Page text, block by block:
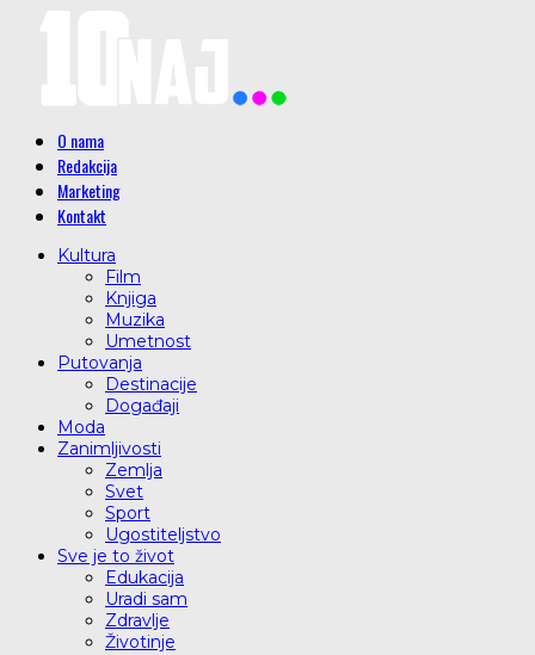
O nama
Redakcija
Marketing
Kontakt
Kultura
Film
Knjiga
Muzika
Umetnost
Putovanja
Destinacije
Događaji
Moda
Zanimljivosti
Zemlja
Svet
Sport
Ugostiteljstvo
Sve je to život
Edukacija
Uradi sam
Zdravlje
Životinje